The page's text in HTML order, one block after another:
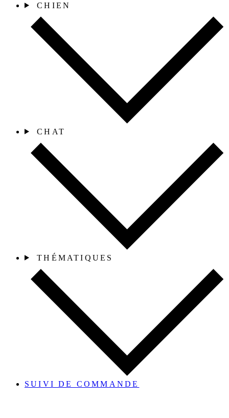
CHIEN
CHAT
THÉMATIQUES
SUIVI DE COMMANDE